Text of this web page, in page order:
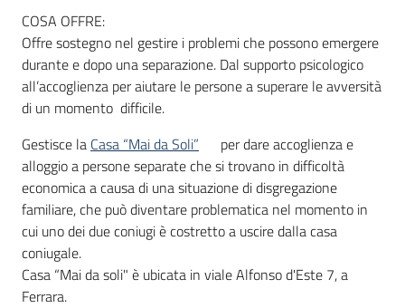
Newsletter
COSA OFFRE:
Offre sostegno nel gestire i problemi che possono emergere
durante e dopo una separazione. Dal supporto psicologico
all’accoglienza per aiutare le persone a superare le avversità
di un momento difficile.
Gestisce la Casa “Mai da Soli”
per dare accoglienza e
alloggio a persone separate che si trovano in difficoltà
economica a causa di una situazione di disgregazione
familiare, che può diventare problematica nel momento in
cui uno dei due coniugi è costretto a uscire dalla casa
coniugale.
Casa “Mai da soli" è ubicata in viale Alfonso d'Este 7, a
Ferrara.